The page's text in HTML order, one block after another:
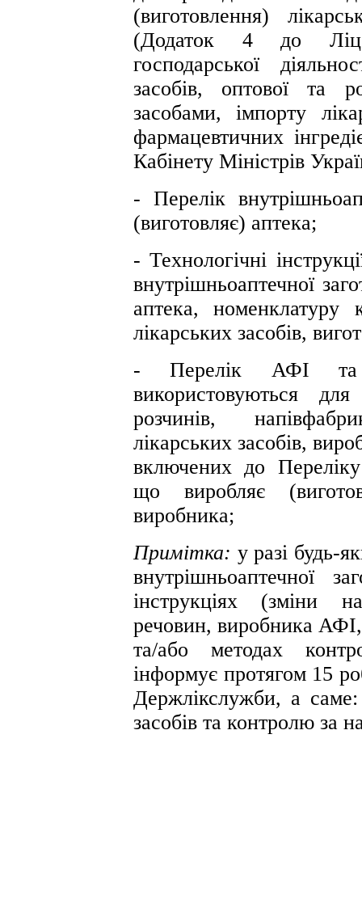
(виготовлення)
(Додаток 4 до
господарської
засобів, оптової та
засобами, імпорту
фармацевтичних
Кабінету Міністрів
- Перелік
(виготовляє) аптека;
- Технологічні
внутрішньоаптечної
аптека, номенклатуру
лікарських засобів,
- Перелік АФІ та
використовуються
розчинів,
лікарських засобів,
включених до Переліку
що виробляє
виробника;
Примітка: у разі будь-
внутрішньоаптечної
інструкціях (зміни
речовин, виробника АФІ,
та/або методах
інформує протягом 15
Держлікслужби, а
засобів та контролю за